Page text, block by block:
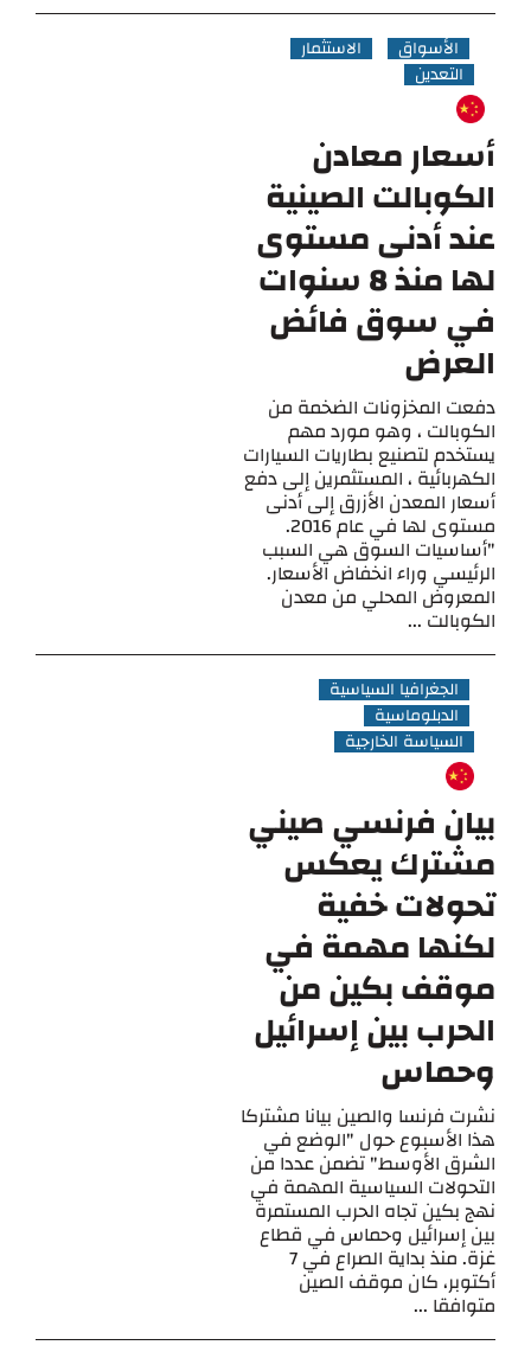
الأسواق
الاستثمار
التعدين
أسعار معادن
الكوبالت الصينية
عند أدنى مستوى
لها منذ 8 سنوات
في سوق فائض
العرض
دفعت المخزونات الضخمة من
الكوبالت ، وهو مورد مهم
يستخدم لتصنيع بطاريات السيارات
الكهربائية ، المستثمرين إلى دفع
أسعار المعدن الأزرق إلى أدنى
مستوى لها في عام 2016.
"أساسيات السوق هي السبب
الرئيسي وراء انخفاض الأسعار.
المعروض المحلي من معدن
الكوبالت ...
الجغرافيا السياسية
الدبلوماسية
السياسة الخارجية
بيان فرنسي صيني
مشترك يعكس
تحولات خفية
لكنها مهمة في
موقف بكين من
الحرب بين إسرائيل
وحماس
نشرت فرنسا والصين بيانا مشتركا
هذا الأسبوع حول "الوضع في
الشرق الأوسط" تضمن عددا من
التحولات السياسية المهمة في
نهج بكين تجاه الحرب المستمرة
بين إسرائيل وحماس في قطاع
غزة. منذ بداية الصراع في 7
أكتوبر، كان موقف الصين
متوافقا ...